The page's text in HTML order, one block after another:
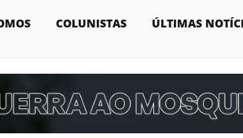
COLUNISTAS ÚLTIMAS